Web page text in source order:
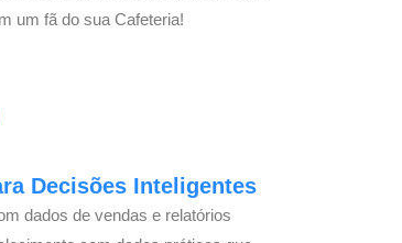
um fã do sua Cafeteria!
Decisões Inteligentes
dados de vendas e relatórios